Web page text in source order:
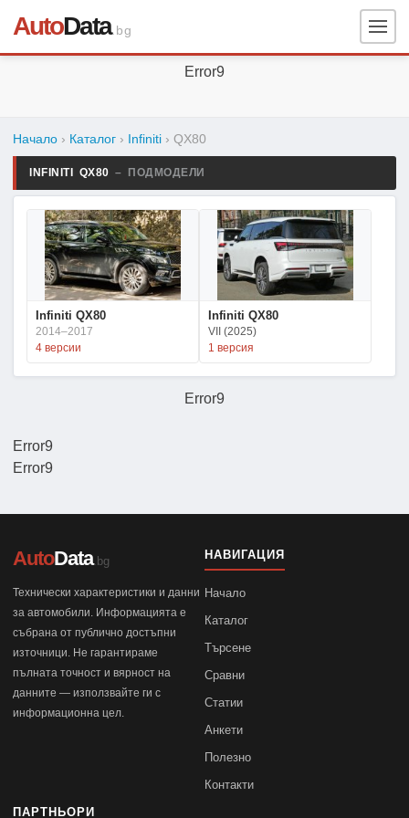
AutoData.bg
Error9
Error9
Начало › Каталог › Infiniti › QX80
INFINITI QX80 – ПОДМОДЕЛИ
Infiniti QX80
2014–2017
4 версии
Infiniti QX80
VII (2025)
1 версия
Error9
Error9
AutoData.bg
Технически характеристики и данни
за автомобили. Информацията е
събрана от публично достъпни
източници. Не гарантираме
пълната точност и вярност на
данните — използвайте ги с
информационна цел.
НАВИГАЦИЯ
Начало
Каталог
Търсене
Сравни
Статии
Анкети
Полезно
Контакти
ПАРТНЬОРИ